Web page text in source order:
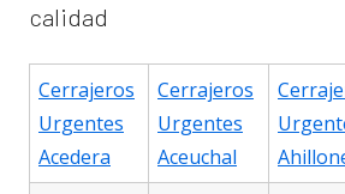
calidad
Cerrajeros
Urgentes
Acedera
Cerrajeros
Urgentes
Aceuchal